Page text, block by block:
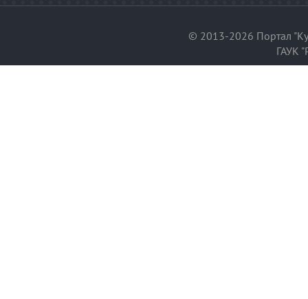
© 2013-2026 Портал
ГАУК